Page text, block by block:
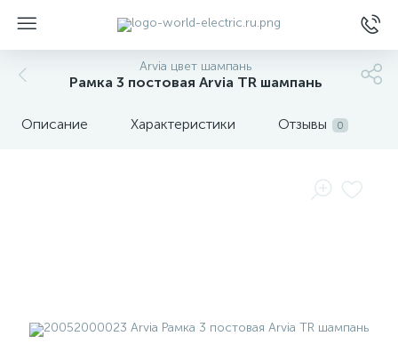
Arvia цвет шампань
Рамка 3 постовая Arvia TR шампань
Описание Характеристики Отзывы 0